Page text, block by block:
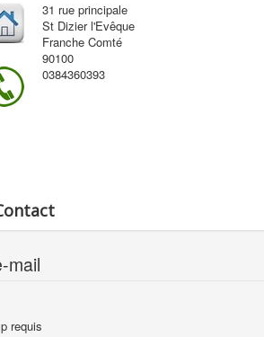
31 rue principale
St Dizier l'Evêque
Franche Comté
90100
0384360393
mail
requis